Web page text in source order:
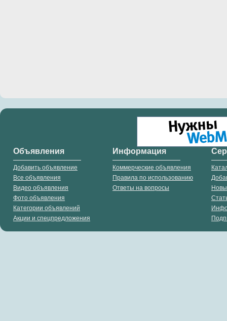
Объявления
Добавить объявление
Все объявления
Видео объявления
Фото объявления
Категории объявлений
Акции и спецпредложения
Информация
Коммерческие объявления
Правила по использованию
Ответы на вопросы